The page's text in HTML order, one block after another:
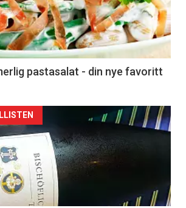
pastasalat - din nye favoritt